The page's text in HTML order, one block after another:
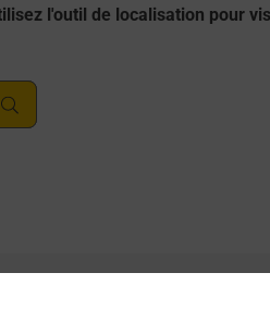
l'outil de localisation pour